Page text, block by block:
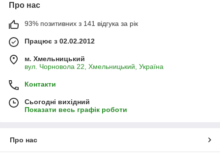
Про нас
93% позитивних з 141 відгука за рік
Працює з 02.02.2012
м. Хмельницький
вул. Чорновола 22, Хмельницький, Україна
Контакти
Сьогодні вихідний
Показати весь графік роботи
Про нас